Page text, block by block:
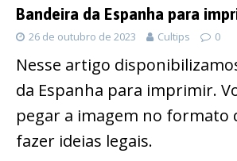
Bandeira da Espanha para
26 de outubro de 2023 Cultips 0
Nesse artigo
da Espanha para imprimir.
pegar a imagem no formato
fazer ideias legais.